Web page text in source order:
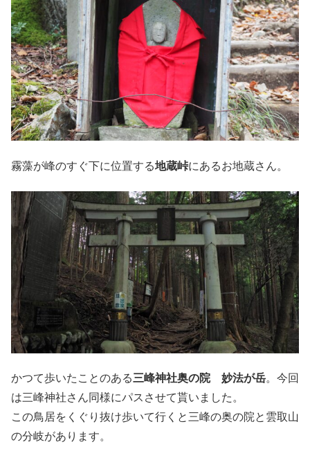
霧藻が峰のすぐ下に位置する地蔵峠にあるお地蔵さん。
かつて歩いたことのある三峰神社奥の院 妙法が岳。今回
は三峰神社さん同様にパスさせて貰いました。
この鳥居をくぐり抜け歩いて行くと三峰の奥の院と雲取山
の分岐があります。